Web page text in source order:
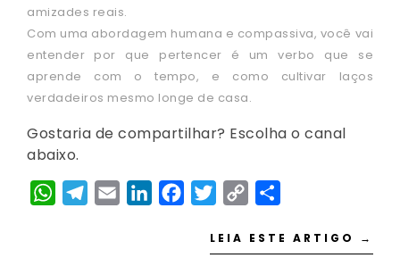
amizades reais.
Com uma abordagem humana e compassiva, você vai
entender por que pertencer é um verbo que se
aprende com o tempo, e como cultivar laços
verdadeiros mesmo longe de casa.
Gostaria de compartilhar? Escolha o canal
abaixo.
WhatsApp
Telegram
Email LinkedInFacebookTwitter
Copy
LEIA ESTE ARTIGO →